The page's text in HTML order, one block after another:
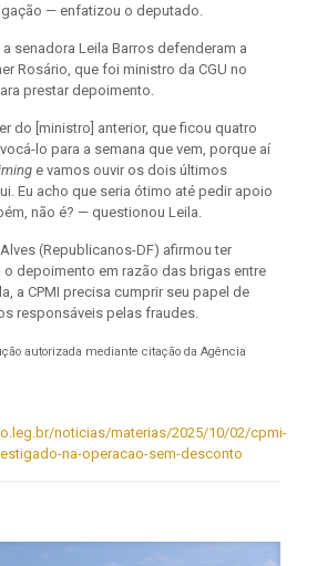
— enfatizou o deputado.
senadora Leila Barros defenderam a
Rosário, que foi ministro da CGU no
prestar depoimento.
do [ministro] anterior, que ficou quatro
lo para a semana que vem, porque aí
e vamos ouvir os dois últimos
Eu acho que seria ótimo até pedir apoio
não é? — questionou Leila.
(Republicanos-DF) afirmou ter
depoimento em razão das brigas entre
a CPMI precisa cumprir seu papel de
responsáveis pelas fraudes.
autorizada mediante citação da Agência
noticias/materias/2025/10/02/cpmi-
na-operacao-sem-desconto